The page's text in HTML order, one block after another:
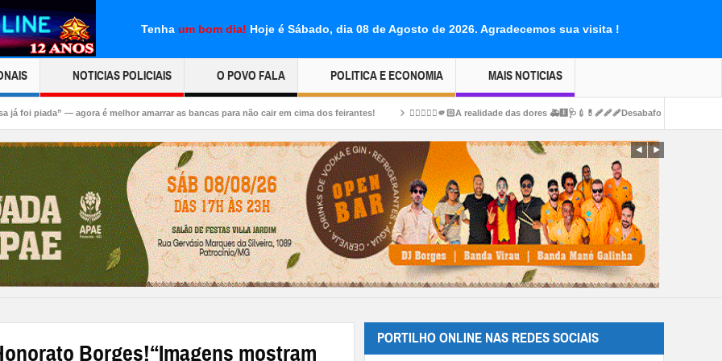
Tenha um bom dia! Hoje é Sábado, dia 08 de Agosto de 2026. Agradecemos sua visita !
NOTICIAS POLICIAIS O POVO FALA POLITICA E ECONOMIA MAIS NOTICIAS
é melhor amarrar as bancas para não cair em cima dos feirantes! 👉🏻👎🏻🤔🫵🏻A realidade das dores 🚑🩻🩺💉💊🩹🩹🩹Desabafo e muito Sofrimento paciente
Borges!“Imagens mostram
PORTILHO ONLINE NAS REDES SOCIAIS